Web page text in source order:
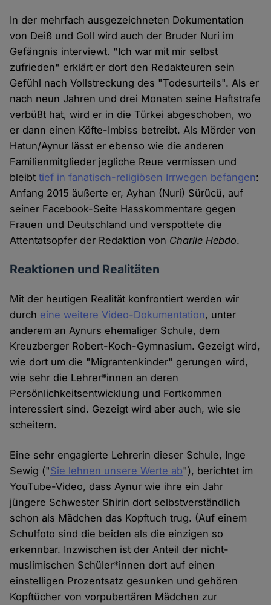
In der mehrfach ausgezeichneten Dokumentation
von Deiß und Goll wird auch der Bruder Nuri im
Gefängnis interviewt. "Ich war mit mir selbst
zufrieden" erklärt er dort den Redakteuren sein
Gefühl nach Vollstreckung des "Todesurteils". Als er
nach neun Jahren und drei Monaten seine Haftstrafe
verbüßt hat, wird er in die Türkei abgeschoben, wo
er dann einen Köfte-Imbiss betreibt. Als Mörder von
Hatun/Aynur lässt er ebenso wie die anderen
Familienmitglieder jegliche Reue vermissen und
bleibttief in fanatisch-religiösen Irrwegen befangen:
Anfang 2015 äußerte er, Ayhan (Nuri) Sürücü, auf
seiner Facebook-Seite Hasskommentare gegen
Frauen und Deutschland und verspottete die
Attentatsopfer der Redaktion von Charlie Hebdo.
Reaktionen und Realitäten
Mit der heutigen Realität konfrontiert werden wir
durch eine weitere Video-Dokumentation, unter
anderem an Aynurs ehemaliger Schule, dem
Kreuzberger Robert-Koch-Gymnasium. Gezeigt wird,
wie dort um die "Migrantenkinder" gerungen wird,
wie sehr die Lehrer*innen an deren
Persönlichkeitsentwicklung und Fortkommen
interessiert sind. Gezeigt wird aber auch, wie sie
scheitern.
Eine sehr engagierte Lehrerin dieser Schule, Inge
Sewig ("Sie lehnen unsere Werte ab"), berichtet im
YouTube-Video, dass Aynur wie ihre ein Jahr
jüngere Schwester Shirin dort selbstverständlich
schon als Mädchen das Kopftuch trug. (Auf einem
Schulfoto sind die beiden als die einzigen so
erkennbar. Inzwischen ist der Anteil der nicht-
muslimischen Schüler*innen dort auf einen
einstelligen Prozentsatz gesunken und gehören
Kopftücher von vorpubertären Mädchen zur